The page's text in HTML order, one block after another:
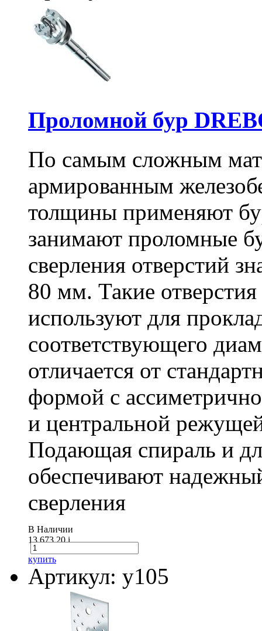
Проломной бур
По самым сложным
армированным
толщины применяют
занимают проломные
сверления отверстий
80 мм. Такие
используют для
соответствующего
отличается от
формой с
и центральной
Подающая спираль и
обеспечивают
сверления
В Наличии
13 673.20i
купить
Артикул: у105